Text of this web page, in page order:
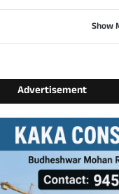
Show
Advertisement